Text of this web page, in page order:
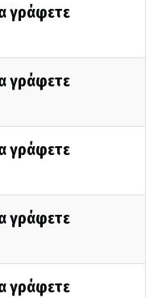
γράφετε
γράφετε
γράφετε
γράφετε
γράφετε